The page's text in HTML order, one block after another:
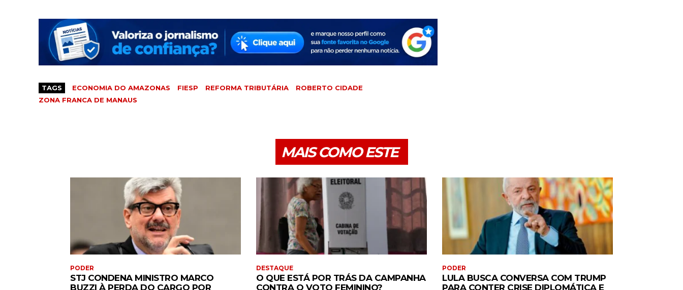
TAGS ECONOMIA DO AMAZONAS FIESP REFORMA TRIBUTÁRIA
ROBERTO CIDADE
ZONA FRANCA DE MANAUS
MAIS COMO ESTE
PODER
STJ CONDENA MINISTRO MARCO
BUZZI À PERDA DO CARGO POR
DESTAQUE
O QUE ESTÁ POR TRÁS DA CAMPANHA
CONTRA O VOTO FEMININO?
PODER
LULA BUSCA CONVERSA COM TRUMP
PARA CONTER CRISE DIPLOMÁTICA E